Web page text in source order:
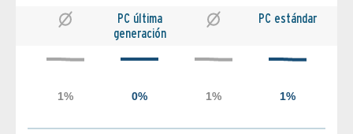
PC última
generación
PC estándar